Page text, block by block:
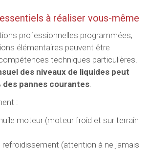
à réaliser vous-même
professionnelles programmées,
élémentaires peuvent être
techniques particulières.
des niveaux de liquides peut
des pannes courantes.
:
moteur (moteur froid et sur terrain
refroidissement (attention à ne jamais